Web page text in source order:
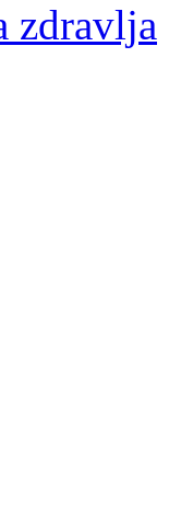
zdravlja